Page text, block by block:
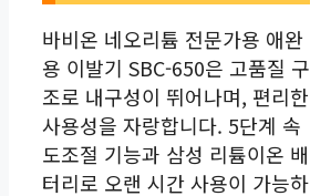
바비온 네오리튬 전문가용 애완
용 이발기 SBC-650은 고품질 구
조로 내구성이 뛰어나며, 편리한
사용성을 자랑합니다. 5단계 속
도조절 기능과 삼성 리튬이온 배
터리로 오랜 시간 사용이 가능하